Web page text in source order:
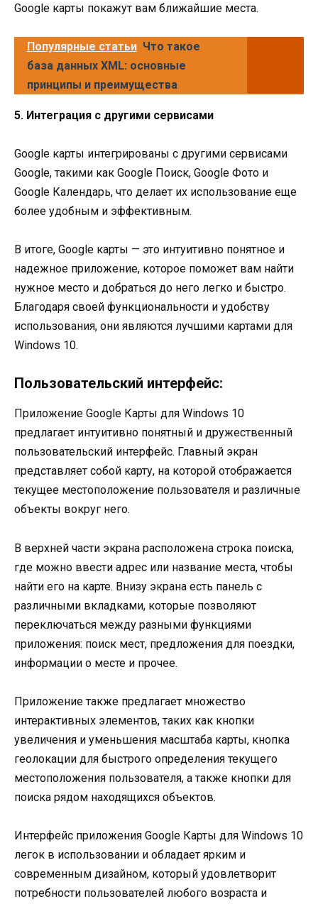
Google карты покажут вам ближайшие места.
Популярные статьи Что такое
база данных XML: основные
принципы и преимущества
5. Интеграция с другими сервисами
Google карты интегрированы с другими сервисами
Google, такими как Google Поиск, Google Фото и
Google Календарь, что делает их использование еще
более удобным и эффективным.
В итоге, Google карты — это интуитивно понятное и
надежное приложение, которое поможет вам найти
нужное место и добраться до него легко и быстро.
Благодаря своей функциональности и удобству
использования, они являются лучшими картами для
Windows 10.
Пользовательский интерфейс:
Приложение Google Карты для Windows 10
предлагает интуитивно понятный и дружественный
пользовательский интерфейс. Главный экран
представляет собой карту, на которой отображается
текущее местоположение пользователя и различные
объекты вокруг него.
В верхней части экрана расположена строка поиска,
где можно ввести адрес или название места, чтобы
найти его на карте. Внизу экрана есть панель с
различными вкладками, которые позволяют
переключаться между разными функциями
приложения: поиск мест, предложения для поездки,
информации о месте и прочее.
Приложение также предлагает множество
интерактивных элементов, таких как кнопки
увеличения и уменьшения масштаба карты, кнопка
геолокации для быстрого определения текущего
местоположения пользователя, а также кнопки для
поиска рядом находящихся объектов.
Интерфейс приложения Google Карты для Windows 10
легок в использовании и обладает ярким и
современным дизайном, который удовлетворит
потребности пользователей любого возраста и